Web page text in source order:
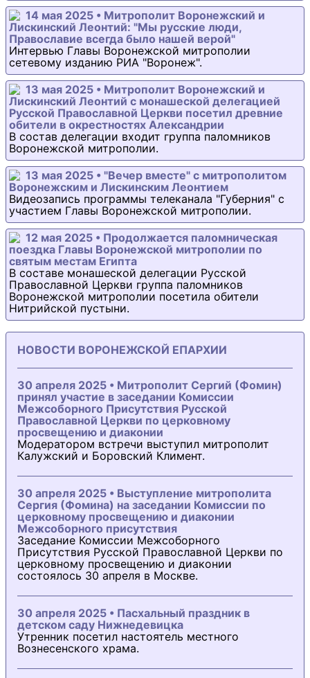
14 мая 2025 • Митрополит Воронежский и
Лискинский Леонтий: "Мы русские люди,
Православие всегда было нашей верой"
Интервью Главы Воронежской митрополии
сетевому изданию РИА "Воронеж".
13 мая 2025 • Митрополит Воронежский и
Лискинский Леонтий с монашеской делегацией
Русской Православной Церкви посетил древние
обители в окрестностях Александрии
В состав делегации входит группа паломников
Воронежской митрополии.
13 мая 2025 • "Вечер вместе" с митрополитом
Воронежским и Лискинским Леонтием
Видеозапись программы телеканала "Губерния" с
участием Главы Воронежской митрополии.
12 мая 2025 • Продолжается паломническая
поездка Главы Воронежской митрополии по
святым местам Египта
В составе монашеской делегации Русской
Православной Церкви группа паломников
Воронежской митрополии посетила обители
Нитрийской пустыни.
НОВОСТИ ВОРОНЕЖСКОЙ ЕПАРХИИ
30 апреля 2025 • Митрополит Сергий (Фомин)
принял участие в заседании Комиссии
Межсоборного Присутствия Русской
Православной Церкви по церковному
просвещению и диаконии
Модератором встречи выступил митрополит
Калужский и Боровский Климент.
30 апреля 2025 • Выступление митрополита
Сергия (Фомина) на заседании Комиссии по
церковному просвещению и диаконии
Межсоборного присутствия
Заседание Комиссии Межсоборного
Присутствия Русской Православной Церкви по
церковному просвещению и диаконии
состоялось 30 апреля в Москве.
30 апреля 2025 • Пасхальный праздник в
детском саду Нижнедевицка
Утренник посетил настоятель местного
Вознесенского храма.